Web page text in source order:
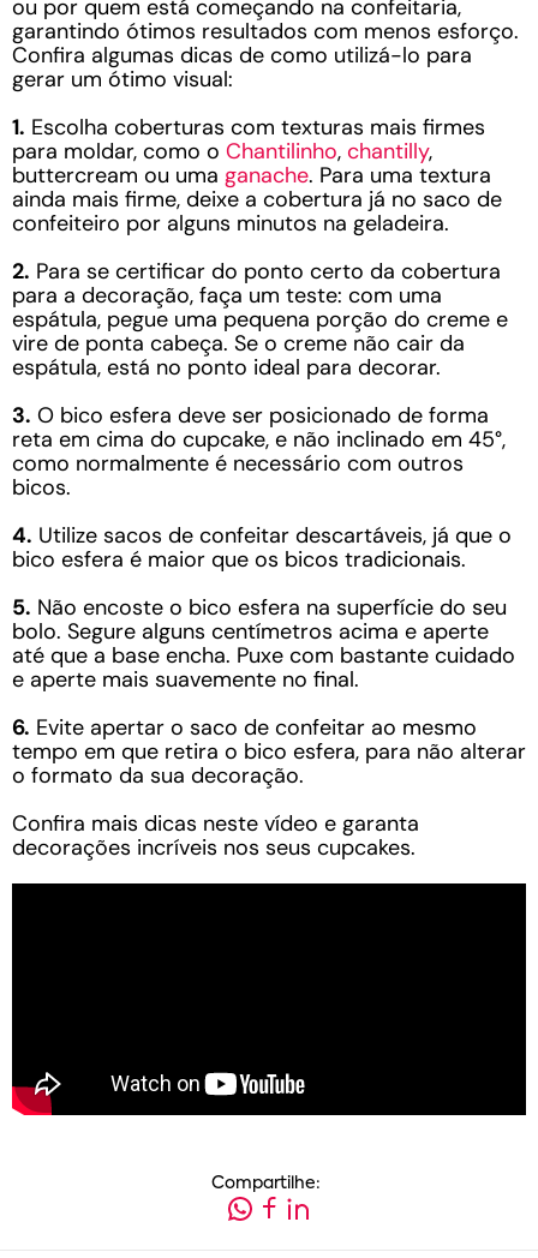
ou por quem está começando na confeitaria,
garantindo ótimos resultados com menos esforço.
Confira algumas dicas de como utilizá-lo para
gerar um ótimo visual:
1. Escolha coberturas com texturas mais firmes
para moldar, como o Chantilinho, chantilly,
buttercream ou uma ganache. Para uma textura
ainda mais firme, deixe a cobertura já no saco de
confeiteiro por alguns minutos na geladeira.
2. Para se certificar do ponto certo da cobertura
para a decoração, faça um teste: com uma
espátula, pegue uma pequena porção do creme e
vire de ponta cabeça. Se o creme não cair da
espátula, está no ponto ideal para decorar.
3. O bico esfera deve ser posicionado de forma
reta em cima do cupcake, e não inclinado em 45°,
como normalmente é necessário com outros
bicos.
4. Utilize sacos de confeitar descartáveis, já que o
bico esfera é maior que os bicos tradicionais.
5. Não encoste o bico esfera na superfície do seu
bolo. Segure alguns centímetros acima e aperte
até que a base encha. Puxe com bastante cuidado
e aperte mais suavemente no final.
6. Evite apertar o saco de confeitar ao mesmo
tempo em que retira o bico esfera, para não alterar
o formato da sua decoração.
Confira mais dicas neste vídeo e garanta
decorações incríveis nos seus cupcakes.
Compartilhe: